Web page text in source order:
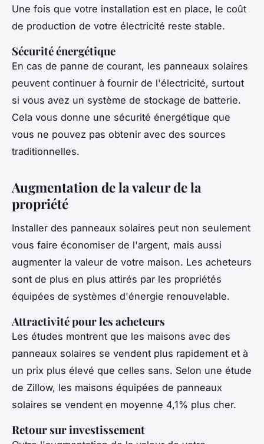
Une fois que votre installation est en place, le coût
de production de votre électricité reste stable.
Sécurité énergétique
En cas de panne de courant, les panneaux solaires
peuvent continuer à fournir de l'électricité, surtout
si vous avez un système de stockage de batterie.
Cela vous donne une sécurité énergétique que
vous ne pouvez pas obtenir avec des sources
traditionnelles.
Augmentation de la valeur de la
propriété
Installer des panneaux solaires peut non seulement
vous faire économiser de l'argent, mais aussi
augmenter la valeur de votre maison. Les acheteurs
sont de plus en plus attirés par les propriétés
équipées de systèmes d'énergie renouvelable.
Attractivité pour les acheteurs
Les études montrent que les maisons avec des
panneaux solaires se vendent plus rapidement et à
un prix plus élevé que celles sans. Selon une étude
de Zillow, les maisons équipées de panneaux
solaires se vendent en moyenne 4,1% plus cher.
Retour sur investissement